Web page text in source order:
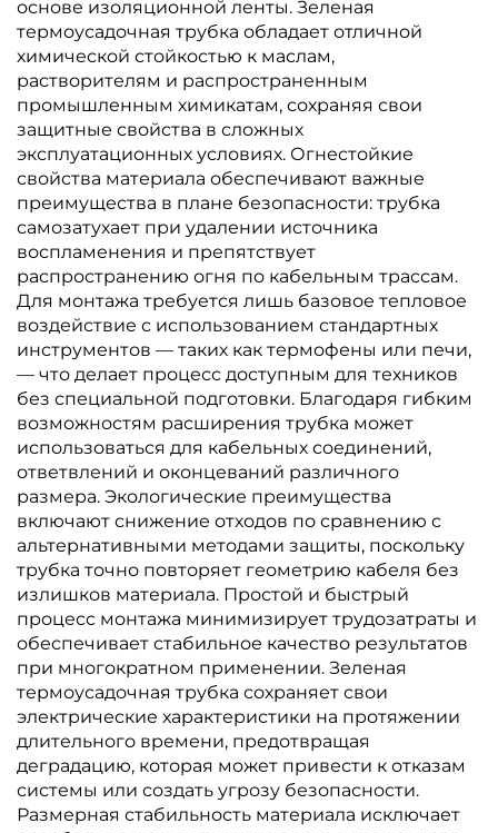
основе изоляционной ленты. Зеленая
термоусадочная трубка обладает отличной
химической стойкостью к маслам,
растворителям и распространенным
промышленным химикатам, сохраняя свои
защитные свойства в сложных
эксплуатационных условиях. Огнестойкие
свойства материала обеспечивают важные
преимущества в плане безопасности: трубка
самозатухает при удалении источника
воспламенения и препятствует
распространению огня по кабельным трассам.
Для монтажа требуется лишь базовое тепловое
воздействие с использованием стандартных
инструментов — таких как термофены или печи,
— что делает процесс доступным для техников
без специальной подготовки. Благодаря гибким
возможностям расширения трубка может
использоваться для кабельных соединений,
ответвлений и оконцеваний различного
размера. Экологические преимущества
включают снижение отходов по сравнению с
альтернативными методами защиты, поскольку
трубка точно повторяет геометрию кабеля без
излишков материала. Простой и быстрый
процесс монтажа минимизирует трудозатраты и
обеспечивает стабильное качество результатов
при многократном применении. Зеленая
термоусадочная трубка сохраняет свои
электрические характеристики на протяжении
длительного времени, предотвращая
деградацию, которая может привести к отказам
системы или создать угрозу безопасности.
Размерная стабильность материала исключает